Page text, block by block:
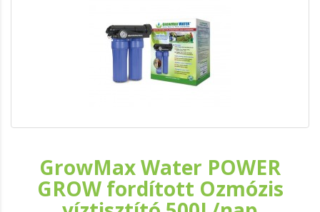
GrowMax Water POWER
GROW fordított Ozmózis